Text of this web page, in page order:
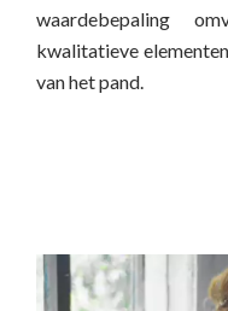
waardebepaling
kwalitatieve
van het pand.